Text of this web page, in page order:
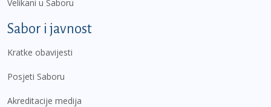
Velikani u Saboru
Sabor i javnost
Kratke obavijesti
Posjeti Saboru
Akreditacije medija